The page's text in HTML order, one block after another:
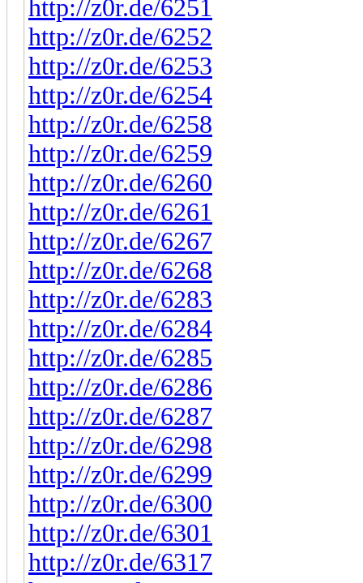
http://z0r.de/6251
http://z0r.de/6252
http://z0r.de/6253
http://z0r.de/6254
http://z0r.de/6258
http://z0r.de/6259
http://z0r.de/6260
http://z0r.de/6261
http://z0r.de/6267
http://z0r.de/6268
http://z0r.de/6283
http://z0r.de/6284
http://z0r.de/6285
http://z0r.de/6286
http://z0r.de/6287
http://z0r.de/6298
http://z0r.de/6299
http://z0r.de/6300
http://z0r.de/6301
http://z0r.de/6317